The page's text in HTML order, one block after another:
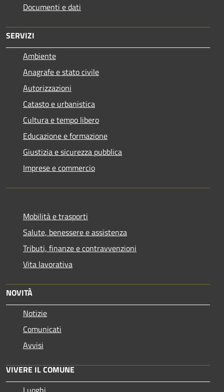
Documenti e dati
SERVIZI
Ambiente
Anagrafe e stato civile
Autorizzazioni
Catasto e urbanistica
Cultura e tempo libero
Educazione e formazione
Giustizia e sicurezza pubblica
Imprese e commercio
Mobilità e trasporti
Salute, benessere e assistenza
Tributi, finanze e contravvenzioni
Vita lavorativa
NOVITÀ
Notizie
Comunicati
Avvisi
VIVERE IL COMUNE